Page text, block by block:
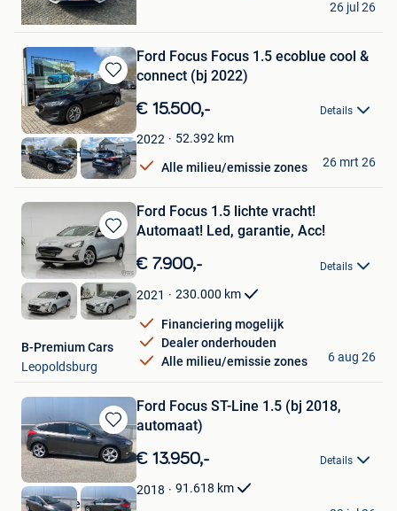
Tielt
26 jul 26
Bewaren
in
Mijn
Favorieten
Ford Focus Focus 1.5 ecoblue cool &
connect (bj 2022)
€ 15.500,- Details
2022 52.392 km
Alle milieu/emissie zones
Feyaerts Haacht
Haacht
26 mrt 26
Bewaren
in
Mijn
Favorieten
Ford Focus 1.5 lichte vracht!
Automaat! Led, garantie, Acc!
€ 7.900,- Details
2021 230.000 km
Financiering mogelijk
Dealer onderhouden
Alle milieu/emissie zones
B-Premium Cars
Leopoldsburg
6 aug 26
Bewaren
in
Mijn
Favorieten
Ford Focus ST-Line 1.5 (bj 2018,
automaat)
€ 13.950,- Details
2018 91.618 km
Garage Vermeire